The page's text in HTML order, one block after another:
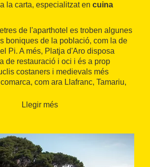
la carta, especialitzat en cuina
de l'aparthotel es troben algunes
boniques de la població, com la de
Pi. A més, Platja d'Aro disposa
de restauració i oci i és a prop
costaners i medievals més
com ara Llafranc, Tamariu,
Llegir més